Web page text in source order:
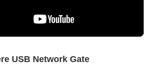
USB Network Gate